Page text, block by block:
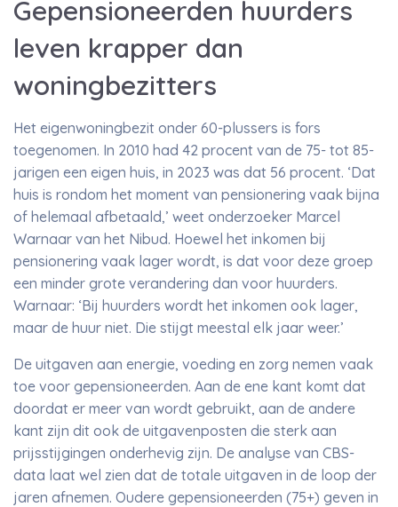
Gepensioneerden huurders
leven krapper dan
woningbezitters
Het eigenwoningbezit onder 60-plussers is fors
toegenomen. In 2010 had 42 procent van de 75- tot 85-
jarigen een eigen huis, in 2023 was dat 56 procent. ‘Dat
huis is rondom het moment van pensionering vaak bijna
of helemaal afbetaald,’ weet onderzoeker Marcel
Warnaar van het Nibud. Hoewel het inkomen bij
pensionering vaak lager wordt, is dat voor deze groep
een minder grote verandering dan voor huurders.
Warnaar: ‘Bij huurders wordt het inkomen ook lager,
maar de huur niet. Die stijgt meestal elk jaar weer.’
De uitgaven aan energie, voeding en zorg nemen vaak
toe voor gepensioneerden. Aan de ene kant komt dat
doordat er meer van wordt gebruikt, aan de andere
kant zijn dit ook de uitgavenposten die sterk aan
prijsstijgingen onderhevig zijn. De analyse van CBS-
data laat wel zien dat de totale uitgaven in de loop der
jaren afnemen. Oudere gepensioneerden (75+) geven in